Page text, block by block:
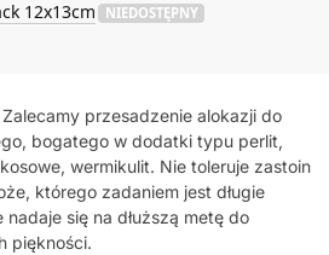
12x13cm
NIEDOSTĘPNY
Zalecamy przesadzenie alokazji do
bogatego w dodatki typu perlit,
wermikulit. Nie toleruje zastoin
którego zadaniem jest długie
się na dłuższą metę do
piękności.